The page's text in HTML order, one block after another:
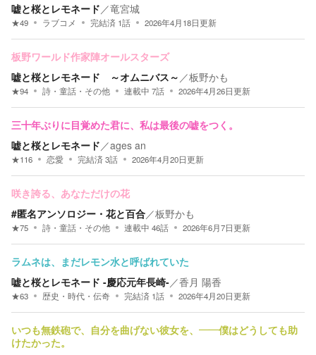
嘘と桜とレモネード／竜宮城
★49 ラブコメ 完結済 1話 2026年4月18日更新
板野ワールド作家陣オールスターズ
嘘と桜とレモネード ～オムニバス～ ／板野かも
★94 詩・童話・その他 連載中 7話 2026年4月26日更新
三十年ぶりに目覚めた君に、私は最後の嘘をつく。
嘘と桜とレモネード／ages an
★116 恋愛 完結済3話 2026年4月20日更新
咲き誇る、あなただけの花
#匿名アンソロジー・花と百合／板野かも
★75 詩・童話・その他 連載中 46話 2026年6月7日更新
ラムネは、まだレモン水と呼ばれていた
嘘と桜とレモネード -慶応元年長崎-／香月 陽香
★63 歴史・時代・伝奇 完結済 1話 2026年4月20日更新
いつも無鉄砲で、自分を曲げない彼女を、――僕はどうしても助
けたかった。